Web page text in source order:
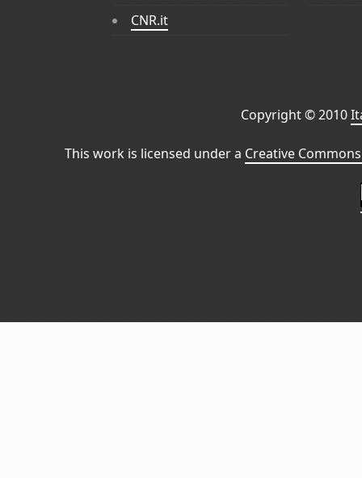
CNR.it
Copyright © 2010
This work is licensed under a Creative